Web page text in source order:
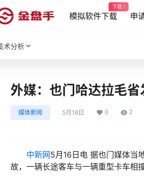
模拟软件下载
下载 !
申
术分析
外媒：也门哈达拉毛
媒体新闻 5月16日 0 2
中新网5月16日电 据也门媒体当
故，一辆长途客车与一辆重型卡车相